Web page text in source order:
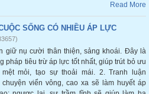
Read More
SỐNG CÓ NHIỀU ÁP LỰC
giữ nụ cười thân thiện, sảng khoái. Đây là
pháp tiêu trừ áp lực tốt nhất, giúp trút bỏ ưu
mệt mỏi, tạo sự thoải mái. 2. Tranh luận
chuyện viển vông, cao xa sẽ làm huyết áp